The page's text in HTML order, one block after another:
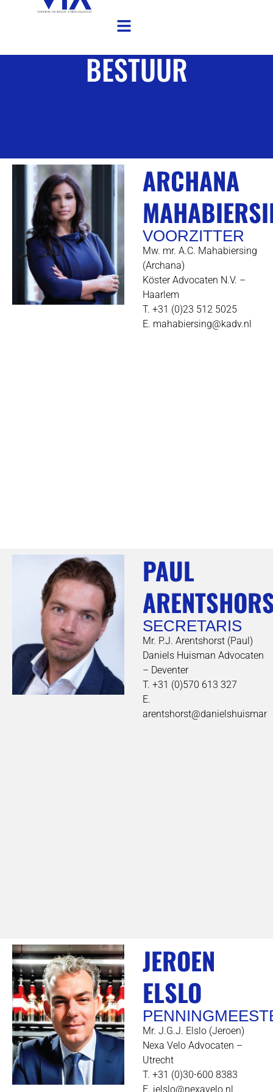
BESTUUR
ARCHANA
VOORZITTER
Mw. mr. A.C. Mahabiersing
(Archana)
Köster Advocaten N.V. –
Haarlem
T. +31 (0)23 512 5025
E. mahabiersing@kadv.nl
PAUL
SECRETARIS
Mr. P.J. Arentshorst (Paul)
Daniels Huisman Advocaten
– Deventer
T. +31 (0)570 613 327
E.
JEROEN
ELSLO
Mr. J.G.J. Elslo (Jeroen)
Nexa Velo Advocaten –
Utrecht
T. +31 (0)30-600 8383
E. jelslo@nexavelo.nl